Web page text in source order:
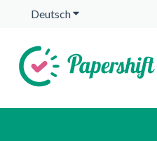
DeutschUntermenü für